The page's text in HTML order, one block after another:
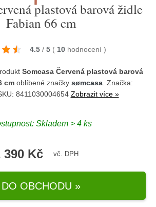
plastová barová židle
Fabian 66 cm
4.5 / 5 ( 10 hodnocení )
Somcasa Červená plastová barová
cm oblíbené značky sømcasa . Značka:
8411030004654 Zobrazit více »
Skladem > 4 ks
390 Kč vč. DPH
DO OBCHODU »